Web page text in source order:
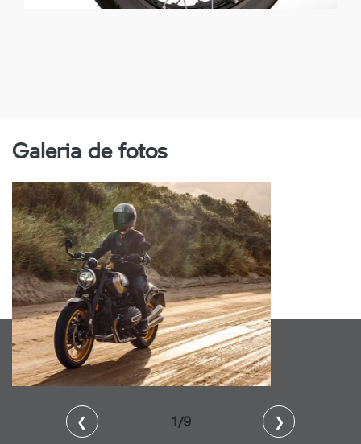
Galeria de fotos
❮ 2/9 ❯